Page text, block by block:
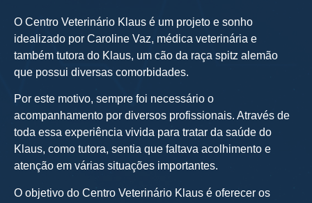
O Centro Veterinário Klaus é um projeto e sonho
idealizado por Caroline Vaz, médica veterinária e
também tutora do Klaus, um cão da raça spitz alemão
que possui diversas comorbidades.
Por este motivo, sempre foi necessário o
acompanhamento por diversos profissionais. Através de
toda essa experiência vivida para tratar da saúde do
Klaus, como tutora, sentia que faltava acolhimento e
atenção em várias situações importantes.
O objetivo do Centro Veterinário Klaus é oferecer os